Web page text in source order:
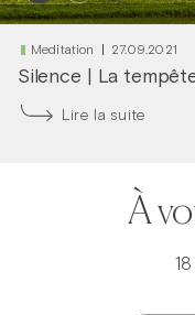
Meditation 27.09.2021
Silence La
Lire la suite
À